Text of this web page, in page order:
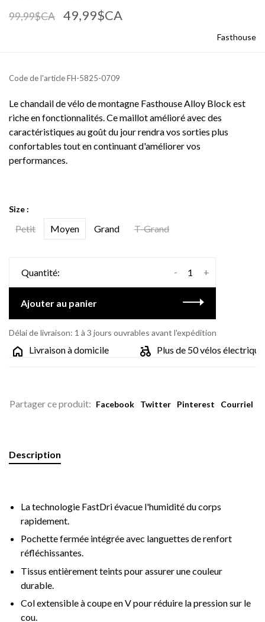
99,99$CA 49,99$CA
Fasthouse
Code de l'articleFH-5825-0709
Le chandail de vélo de montagne Fasthouse Alloy Block est
riche en fonctionnalités. Ce maillot amélioré avec des
caractéristiques au goût du jour rendra vos sorties plus
confortables tout en continuant d'améliorer vos
performances.
Size :
Petit Moyen Grand T-Grand
Quantité: +
-
Ajouter au panier
Délai de livraison: 1 à 3 jours ouvrables avant l'expédition
Livraison à domicile Plus de 50 vélos électriques
Partager ce produit: Facebook Twitter Pinterest Courriel
Description
La technologie FastDri évacue l'humidité du corps
rapidement.
Pochette fermée intégrée avec languettes de renfort
réfléchissantes.
Tissus entièrement teints pour assurer une couleur
durable.
Col extensible à coupe en V pour réduire la pression sur le
cou.